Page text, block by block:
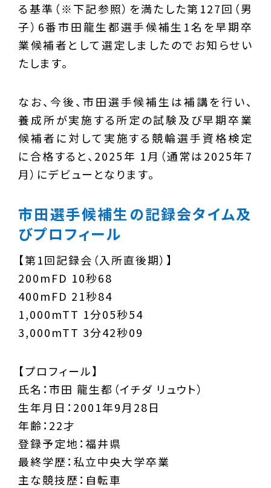
る基準（※下記参照）を満たした第127回（男
子）6番市田龍生都選手候補生1名を早期卒
業候補者として選定しましたのでお知らせい
たします。
なお、今後、市田選手候補生は補講を行い、
養成所が実施する所定の試験及び早期卒業
候補者に対して実施する競輪選手資格検定
に合格すると、2025年 1月（通常は2025年7
月）にデビューとなります。
市田選手候補生の記録会タイム及
びプロフィール
【第1回記録会（入所直後期）】
200mFD 10秒68
400mFD 21秒84
1,000mTT 1分05秒54
3,000mTT 3分42秒09
【プロフィール】
氏名：市田 龍生都（イチダ リュウト）
生年月日：2001年9月28日
年齢：22才
登録予定地：福井県
最終学歴：私立中央大学卒業
主な競技歴：自転車